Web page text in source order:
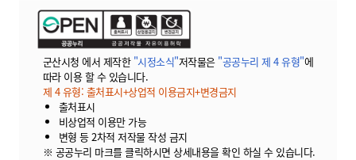
군산시청 에서 제작한 "시정소식"저작물은 "공공누리 제 4 유형"에
따라 이용 할 수 있습니다.
제 4 유형: 출처표시+상업적 이용금지+변경금지
출처표시
비상업적 이용만 가능
변형 등 2차적 저작물 작성 금지
※ 공공누리 마크를 클릭하시면 상세내용을 확인 하실 수 있습니다.